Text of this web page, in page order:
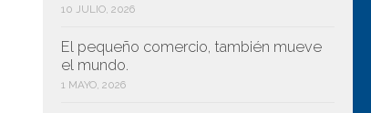
10 JULIO, 2026
El pequeño comercio, también mueve
el mundo.
1 MAYO, 2026